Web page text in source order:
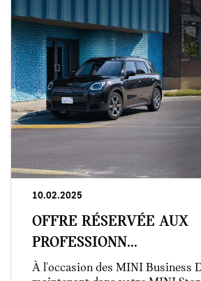
10.02.2025
OFFRE RÉSERVÉE AUX
PROFESSIONN...
À l'occasion des MINI Business